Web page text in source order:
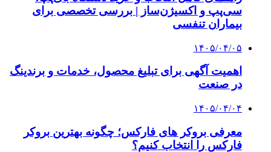
سی‌پپ و اکسیژن‌ساز | بررسی تخصصی برای
بیماران تنفسی
۱۴۰۵/۰۴/۰۵
اهمیت آگهی برای تبلیغ محصول، خدمات و برندینگ
در صنعت
۱۴۰۵/۰۴/۰۴
معرفی بروکر های فارکس؛ چگونه بهترین بروکر
فارکس را انتخاب کنیم؟